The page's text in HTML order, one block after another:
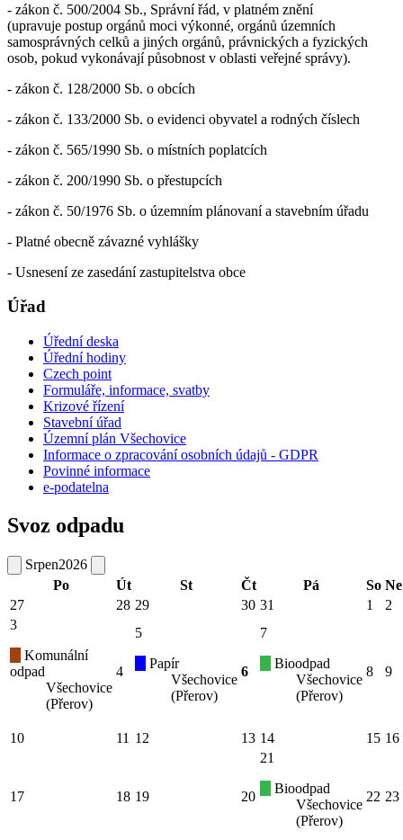
- zákon č. 500/2004 Sb., Správní řád, v platném znění
(upravuje postup orgánů moci výkonné, orgánů územních
samosprávných celků a jiných orgánů, právnických a fyzických
osob, pokud vykonávají působnost v oblasti veřejné správy).
- zákon č. 128/2000 Sb. o obcích
- zákon č. 133/2000 Sb. o evidenci obyvatel a rodných číslech
- zákon č. 565/1990 Sb. o místních poplatcích
- zákon č. 200/1990 Sb. o přestupcích
- zákon č. 50/1976 Sb. o územním plánovaní a stavebním úřadu
- Platné obecně závazné vyhlášky
- Usnesení ze zasedání zastupitelstva obce
Úřad
Úřední deska
Úřední hodiny
Czech point
Formuláře, informace, svatby
Krizové řízení
Stavební úřad
Územní plán Všechovice
Informace o zpracování osobních údajů - GDPR
Povinné informace
e-podatelna
Svoz odpadu
Srpen2026
Po
Út St Čt Pá So Ne
27
28 29 30 31 1
2
3
Komunální
odpad
Všechovice
(Přerov)
4
5
Papír
Všechovice
(Přerov)
6
7
Bioodpad
Všechovice
(Přerov)
8 9
10 11 12 13 14 15 16
17 18 19 20
21
Bioodpad
Všechovice
(Přerov)
22 23